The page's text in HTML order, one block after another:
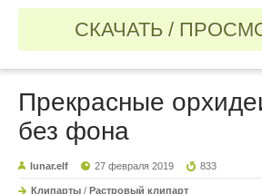
СКАЧАТЬ /
Прекрасные
без фона
lunar.elf 27 февраля 2019 833
Клипарты / Растровый клипарт